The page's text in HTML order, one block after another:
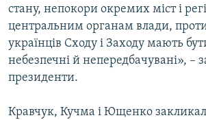
стану, непокори окремих міст і
центральним органам влади,
українців Сходу і Заходу мають
небезпечні й непередбачувані», –
президенти.
Кравчук, Кучма і Ющенко